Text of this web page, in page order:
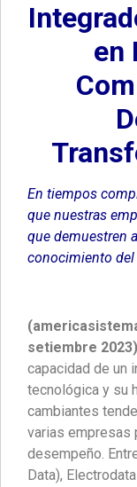
en
En tiempos
que nuestras
que demuestren
conocimiento del
setiembre 2023)
capacidad de un
tecnológica y su
cambiantes
varias empresas
desempeño.
Data),